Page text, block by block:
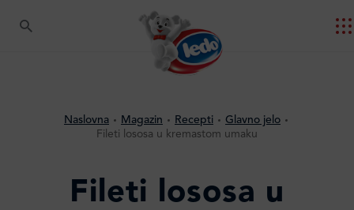
Naslovna Magazin Recepti
Glavno jelo
Fileti lososa u kremastom umaku
Fileti lososa u